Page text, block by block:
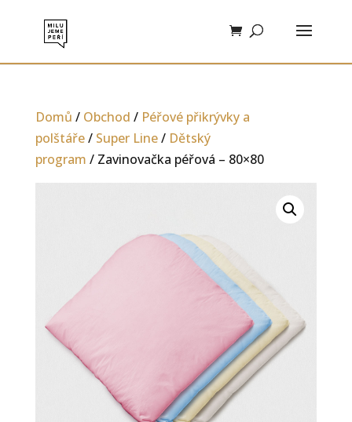
Domů / Obchod / Péřové přikrývky a
polštáře/ Super Line/ Dětský
program / Zavinovačka péřová – 80×80